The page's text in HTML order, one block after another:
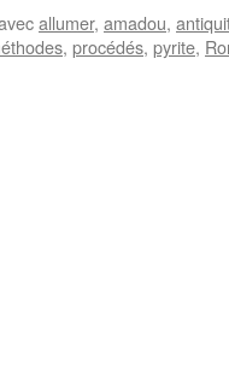
allumer, amadou,
, procédés, pyrite,